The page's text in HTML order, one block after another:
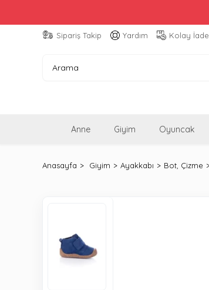
Sipariş Takip Yardım Kolay İade
Anne Giyim Oyuncak
Anasayfa Giyim Ayakkabı Bot, Çizme